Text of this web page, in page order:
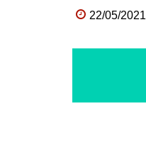
22/05/2021